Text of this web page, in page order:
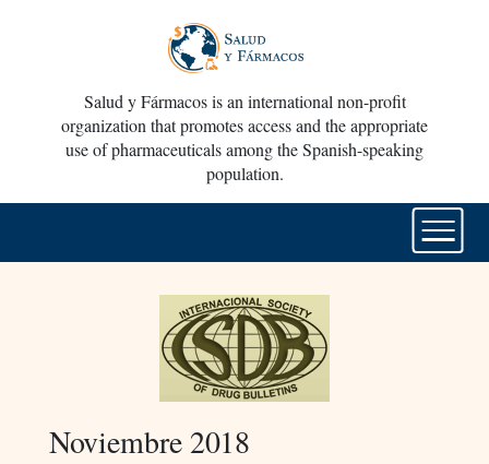
Salud y Fármacos is an international non-profit
organization that promotes access and the appropriate
use of pharmaceuticals among the Spanish-speaking
population.
Noviembre 2018